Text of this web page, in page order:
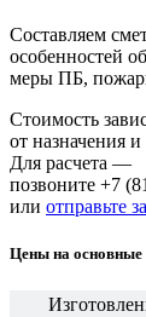
Составляем
особенностей
меры ПБ,
Стоимость
от назначения
Для расчета —
позвоните +7
или отправьте
Цены на основные